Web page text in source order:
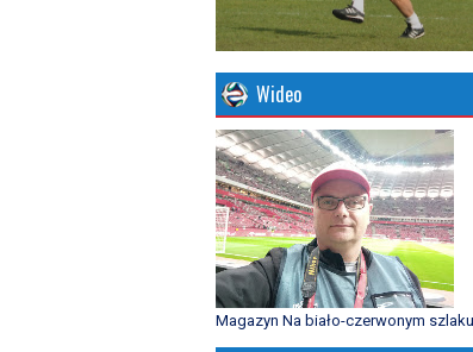
Wideo
Magazyn Na biało-czerwonym szlaku